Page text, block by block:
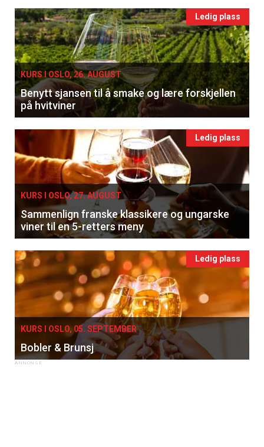
Ledig plass
KURS I OSLO, 26. AUGUST
Benytt sjansen til å smake og lære forskjellen
på hvitviner
Ledig plass
KURS I OSLO, 27. AUGUST
Sammenlign franske klassikere og ungarske
viner til en 5-retters meny
Ledig plass
KURS I OSLO, 05. SEPTEMBER
Bobler & Brunsj